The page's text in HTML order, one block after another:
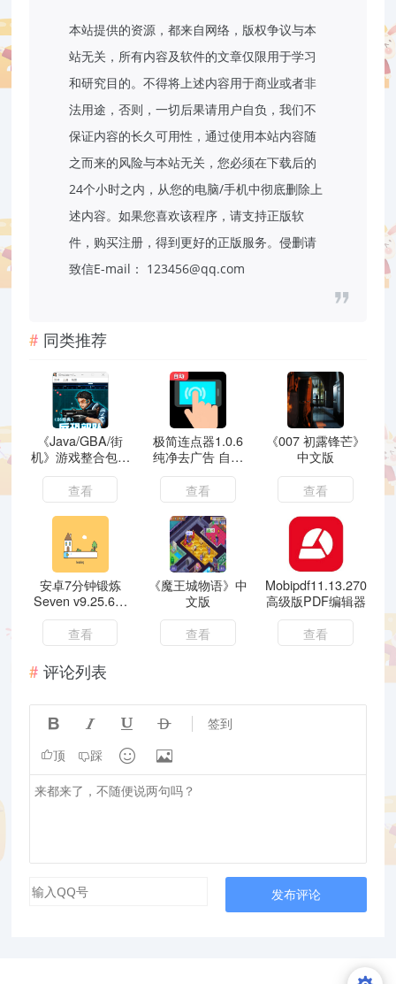
本站提供的资源，都来自网络，版权争议与本
站无关，所有内容及软件的文章仅限用于学习
和研究目的。不得将上述内容用于商业或者非
法用途，否则，一切后果请用户自负，我们不
保证内容的长久可用性，通过使用本站内容随
之而来的风险与本站无关，您必须在下载后的
24个小时之内，从您的电脑/手机中彻底删除上
述内容。如果您喜欢该程序，请支持正版软
件，购买注册，得到更好的正版服务。侵删请
致信E-mail： 123456@qq.com
同类推荐
《Java/GBA/街
机》游戏整合包合
集
查看
极简连点器1.0.6
纯净去广告 自动
化游戏脚本 自动
购票抢票
查看
《007 初露锋芒》
中文版
查看
安卓7分钟锻炼
Seven v9.25.6去
广告修改解锁版
查看
《魔王城物语》中
文版
查看
Mobipdf11.13.270
高级版PDF编辑器
查看
评论列表
    签到
顶 踩  
发布评论